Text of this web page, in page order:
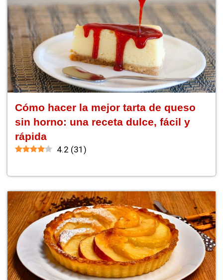
Cómo hacer la mejor tarta de queso
sin horno: una receta dulce, fácil y
rápida
4.2 (31 )